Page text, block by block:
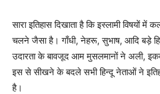
सारा इतिहास दिखाता है कि इस्लामी विषयों में
चलने जैसा है। गाँधी, नेहरू, सुभाष, आदि बड़े
उदारता के बावजूद आम मुसलमानों ने अली,
इस से सीखने के बदले सभी हिन्दू नेताओं ने
है।